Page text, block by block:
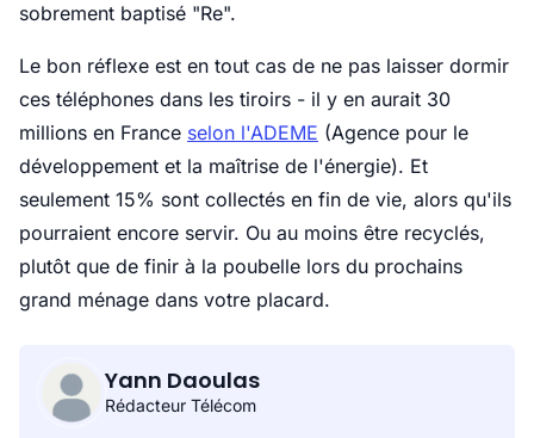
sobrement baptisé "Re".
Le bon réflexe est en tout cas de ne pas laisser dormir
ces téléphones dans les tiroirs - il y en aurait 30
millions en France selon l'ADEME (Agence pour le
développement et la maîtrise de l'énergie). Et
seulement 15% sont collectés en fin de vie, alors qu'ils
pourraient encore servir. Ou au moins être recyclés,
plutôt que de finir à la poubelle lors du prochains
grand ménage dans votre placard.
Yann Daoulas
Rédacteur Télécom